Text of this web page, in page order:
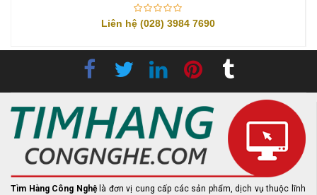
Liên hệ (028) 3984 7690
Tìm Hàng Công Nghệ là đơn vị cung cấp các sản phẩm, dịch vụ thuộc lĩnh